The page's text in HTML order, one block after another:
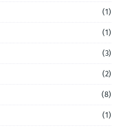
(1)
(1)
(3)
(2)
(8)
(1)